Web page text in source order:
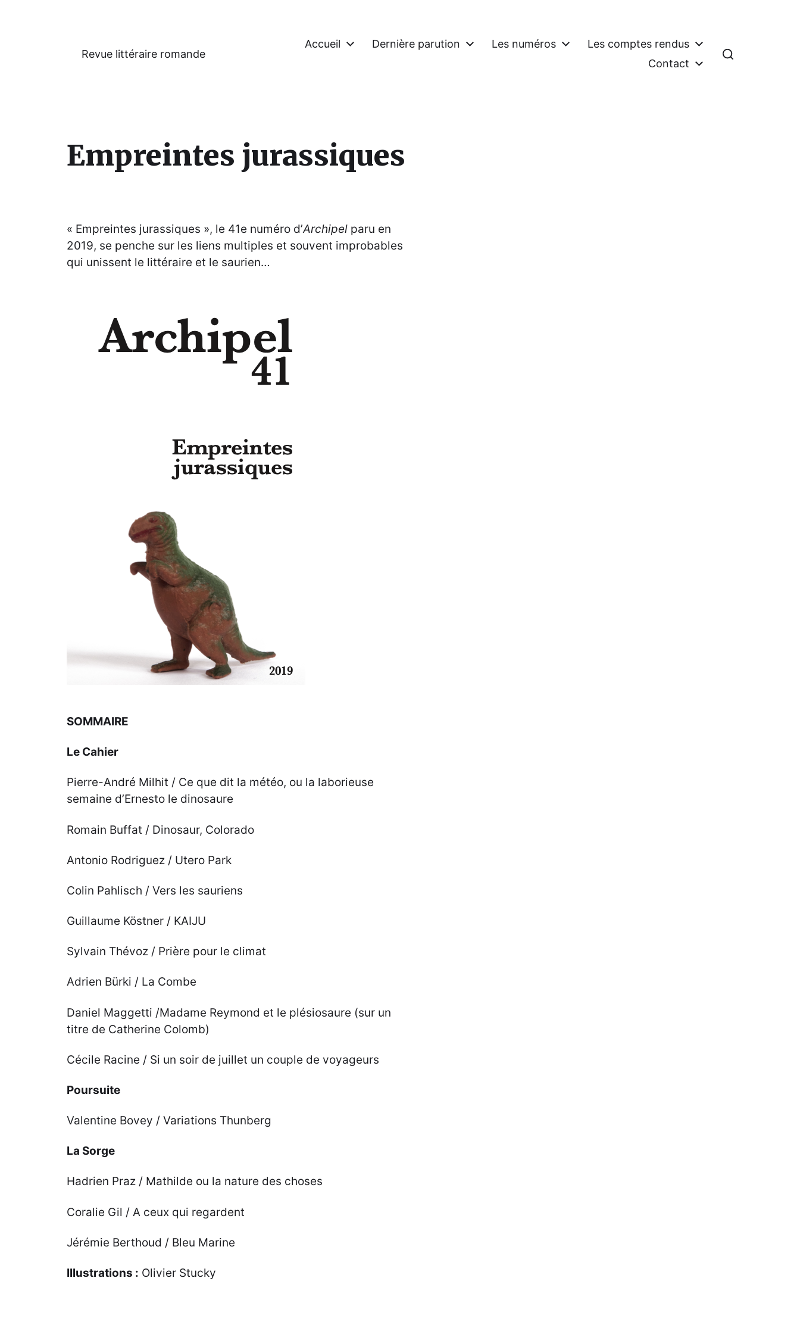
Revue littéraire romande
Accueil Dernière parution Les numéros
Les comptes rendus
Contact
Empreintes jurassiques
« Empreintes jurassiques », le 41e numéro d’Archipel paru en
2019, se penche sur les liens multiples et souvent improbables
qui unissent le littéraire et le saurien…
SOMMAIRE
Le Cahier
Pierre-André Milhit / Ce que dit la météo, ou la laborieuse
semaine d’Ernesto le dinosaure
Romain Buffat / Dinosaur, Colorado
Antonio Rodriguez / Utero Park
Colin Pahlisch / Vers les sauriens
Guillaume Köstner / KAIJU
Sylvain Thévoz / Prière pour le climat
Adrien Bürki / La Combe
Daniel Maggetti /Madame Reymond et le plésiosaure (sur un
titre de Catherine Colomb)
Cécile Racine / Si un soir de juillet un couple de voyageurs
Poursuite
Valentine Bovey / Variations Thunberg
La Sorge
Hadrien Praz / Mathilde ou la nature des choses
Coralie Gil / A ceux qui regardent
Jérémie Berthoud / Bleu Marine
Illustrations : Olivier Stucky